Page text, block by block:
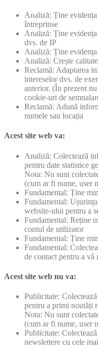
Analiză: Ține
întreprinse
Analiză: Ține
dvs. de IP
Analiză: Ține
Analiză: Crește
Reclamă: Adaptarea
intereselor dvs. de
anterior. (În prezent
cookie-uri de
Reclamă: Adună
numele sau locația
Acest site web va:
Analiză: Colectează
pentru date statistice
Nota: Nu sunt
(cum ar fi nume, user
Fundamental: Ține
Fundamental:
website-ului pentru a
Fundamental: Reține
contul de utilizator
Fundamental: Ține
Fundamental:
de contact pentru a
Acest site web nu va:
Publicitate:
pentru a primi noutăți
Nota: Nu sunt
(cum ar fi nume, user
Publicitate:
newslettere cu cele